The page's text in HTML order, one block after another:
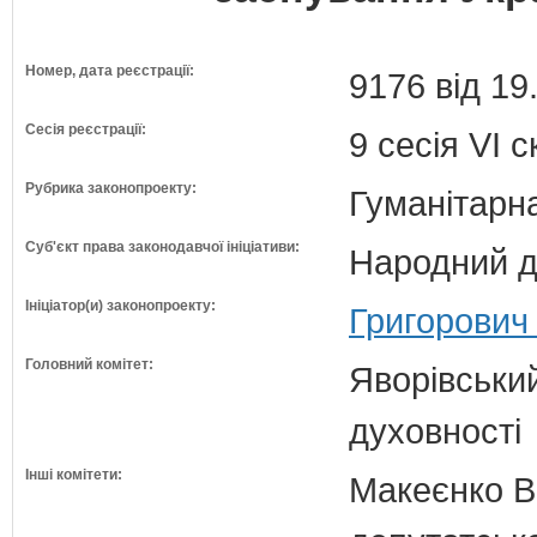
Номер, дата реєстрації: 9176 від
Сесія реєстрації: 9 сесія VI
Рубрика законопроекту:
Суб'єкт права законодавчої ініціативи: Народний
Ініціатор(и) законопроекту:
Головний комітет:
духовності
Інші комітети:
Макеєнко